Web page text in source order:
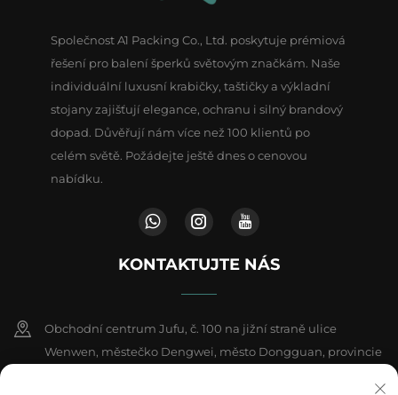
Společnost A1 Packing Co., Ltd. poskytuje prémiová
řešení pro balení šperků světovým značkám. Naše
individuální luxusní krabičky, taštičky a výkladní
stojany zajišťují elegance, ochranu i silný brandový
dopad. Důvěřují nám více než 100 klientů po
celém světě. Požádejte ještě dnes o cenovou
nabídku.
KONTAKTUJTE NÁS
Obchodní centrum Jufu, č. 100 na jižní straně ulice
Wenwen, městečko Dengwei, město Dongguan, provincie